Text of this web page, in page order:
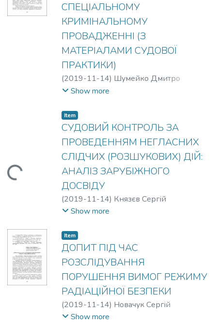
СПЕЦІАЛЬНОМУ
КРИМІНАЛЬНОМУ
ПРОВАДЖЕННІ (З
МАТЕРІАЛАМИ СУДОВОЇ
ПРАКТИКИ)
(2019-11-14) Шумейко Дмитро
Олександрович
Show more
Item
СУДОВИЙ КОНТРОЛЬ ЗА
ПРОВЕДЕННЯМ НЕГЛАСНИХ
СЛІДЧИХ (РОЗШУКОВИХ) ДІЙ:
АНАЛІЗ ЗАРУБІЖНОГО
ДОСВІДУ
(2019-11-14) Князєв Сергій
Миколайович
Show more
Item
ДОПИТ ПІД ЧАС
РОЗСЛІДУВАННЯ
ПОРУШЕННЯ ВИМОГ РЕЖИМУ
РАДІАЦІЙНОЇ БЕЗПЕКИ
(2019-11-14) Новачук Сергій
Андрійович
Show more